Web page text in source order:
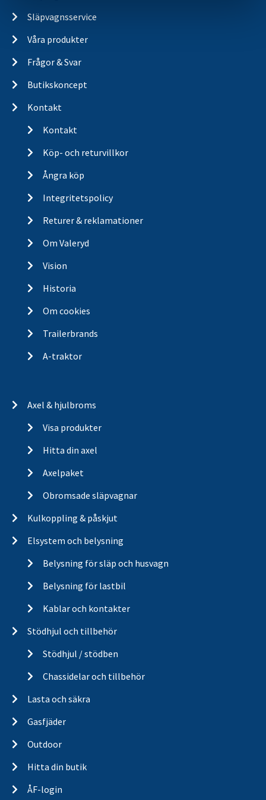
Släpvagnsservice
Våra produkter
Frågor & Svar
Butikskoncept
Kontakt
Kontakt
Köp- och returvillkor
Ångra köp
Integritetspolicy
Returer & reklamationer
Om Valeryd
Vision
Historia
Om cookies
Trailerbrands
A-traktor
Axel & hjulbroms
Visa produkter
Hitta din axel
Axelpaket
Obromsade släpvagnar
Kulkoppling & påskjut
Elsystem och belysning
Belysning för släp och husvagn
Belysning för lastbil
Kablar och kontakter
Stödhjul och tillbehör
Stödhjul / stödben
Chassidelar och tillbehör
Lasta och säkra
Gasfjäder
Outdoor
Hitta din butik
ÅF-login